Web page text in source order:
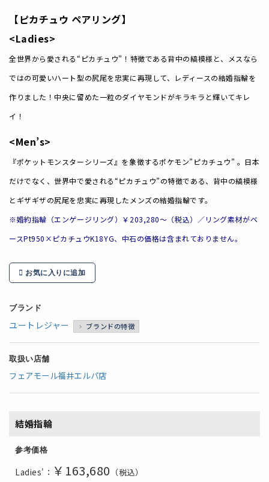
【ピカチュウ ペアリング】
<Ladies>
全世界から愛される“ピカチュウ”！特徴である背中の縞模様と、メスなら
ではの可愛いハート型の尻尾を忠実に再現して、レディースの結婚指輪を
作りました！中央に留めた一粒のダイヤモンドがキラキラと輝いてキレ
イ！
<Men’s>
『ポケットモンスターシリーズ』を象徴するポケモン”ピカチュウ” 。日本
だけでなく、世界中で愛される“ピカチュウ”の特徴である、背中の縞模様
とギザギザの尻尾を忠実に再現したメンズの結婚指輪です。
※婚約指輪（エンゲージリング）￥203,280～（税込）／リング素材がベ
ースPt950×ピカチュウK18YG、中石の価格は含まれておりません。
お気に入りに追加
ブランド
ユートレジャー ブランドの特徴
取扱い店舗
フェアモール福井エルパ店
結婚指輪
参考価格
Ladies'： ￥163,680 （税込）